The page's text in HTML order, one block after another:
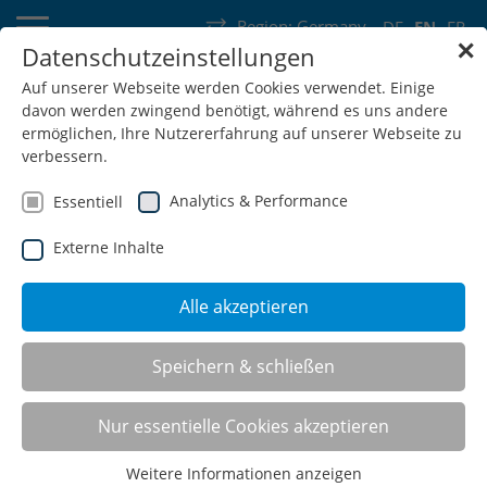
DE EN FR
Region: Germany
Germany Switzerland Austria Belgium
Luxembourg Netherlands Wallonia
SHOP
Battery charging cabinets R
✕
Datenschutzeinstellungen
Auf unserer Webseite werden Cookies verwendet. Einige
davon werden zwingend benötigt, während es uns andere
ermöglichen, Ihre Nutzererfahrung auf unserer Webseite zu
verbessern.
Essentiell Analytics & Performance
Externe Inhalte
Alle akzeptieren
Speichern & schließen
Nur essentielle Cookies akzeptieren
Weitere Informationen anzeigen